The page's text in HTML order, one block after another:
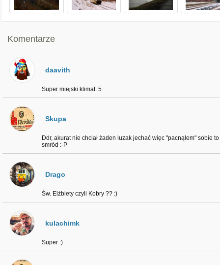
Komentarze
daavith
Super miejski klimat. 5
Skupa
Ddr, akurat nie chciał żaden luzak jechać więc "pacnąłem" sobie
smród :-P
Drago
Św. Elżbiety czyli Kobry ?? :)
kulachimk
Super :)